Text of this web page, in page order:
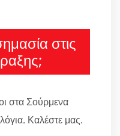
στις
στα Σούρμενα
Καλέστε μας.